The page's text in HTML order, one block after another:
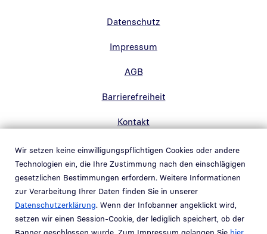
Wir setzen keine einwilligungspflichtigen Cookies oder andere
Technologien ein, die Ihre Zustimmung nach den einschlägigen
gesetzlichen Bestimmungen erfordern. Weitere Informationen
zur Verarbeitung Ihrer Daten finden Sie in unserer
Datenschutzerklärung. Wenn der Infobanner angeklickt wird,
setzen wir einen Session-Cookie, der lediglich speichert, ob der
Datenschutz
Impressum
AGB
Barrierefreiheit
Kontakt
Hinweisgebersystem
Link in neuem Fenster öffnen
Whistleblower system
Link in neuem Fenster öffnen
Teil der Bundesdruckerei-Gruppe